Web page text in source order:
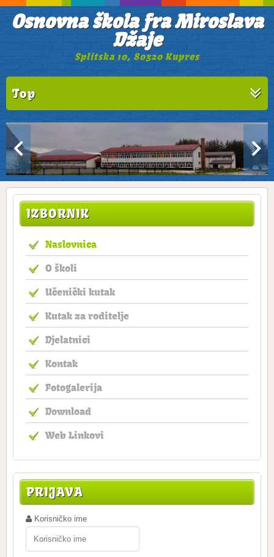
Osnovna škola fra Miroslava
Džaje
Splitska 10, 80320 Kupres
Top
IZBORNIK
Naslovnica
O školi
Učenički kutak
Kutak za roditelje
Djelatnici
Kontak
Fotogalerija
Download
Web Linkovi
PRIJAVA
Korisničko ime